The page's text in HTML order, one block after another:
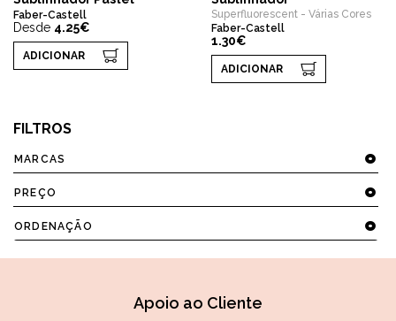
Faber-Castell
Desde 4.25€
ADICIONAR
Superfluorescent - Várias Cores
Faber-Castell
1.30€
ADICIONAR
FILTROS
MARCAS
PREÇO
ORDENAÇÃO
Apoio ao Cliente